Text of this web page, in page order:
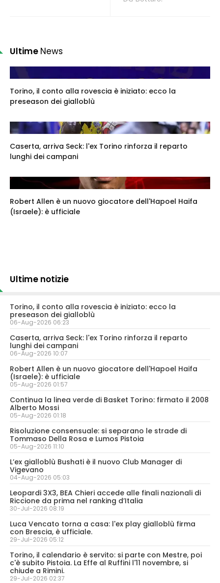
Ultime News
Torino, il conto alla rovescia è iniziato: ecco la
preseason dei gialloblù
Caserta, arriva Seck: l'ex Torino rinforza il reparto
lunghi dei campani
Robert Allen è un nuovo giocatore dell'Hapoel Haifa
(Israele): è ufficiale
Ultime notizie
Torino, il conto alla rovescia è iniziato: ecco la
preseason dei gialloblù
06-Aug-2026 06:23
Caserta, arriva Seck: l'ex Torino rinforza il reparto
lunghi dei campani
06-Aug-2026 10:07
Robert Allen è un nuovo giocatore dell'Hapoel Haifa
(Israele): è ufficiale
05-Aug-2026 01:57
Continua la linea verde di Basket Torino: firmato il 2008
Alberto Mossi
05-Aug-2026 01:18
Risoluzione consensuale: si separano le strade di
Tommaso Della Rosa e Lumos Pistoia
05-Aug-2026 11:10
L’ex gialloblù Bushati è il nuovo Club Manager di
Vigevano
04-Aug-2026 05:03
Leopardi 3X3, BEA Chieri accede alle finali nazionali di
Riccione da prima nel ranking d’Italia
30-Jul-2026 08:19
Luca Vencato torna a casa: l'ex play gialloblù firma
con Brescia, è ufficiale.
29-Jul-2026 05:12
Torino, il calendario è servito: si parte con Mestre, poi
c'è subito Pistoia. La Effe al Ruffini l'11 novembre, si
chiude a Rimini.
29-Jul-2026 02:37